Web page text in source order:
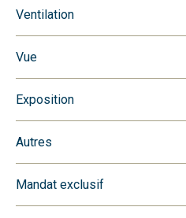
Ventilation
Vue
Exposition
Autres
Mandat exclusif